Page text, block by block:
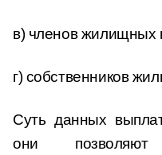
в) членов жилищных
г) собственников
Суть данных
они позволяют